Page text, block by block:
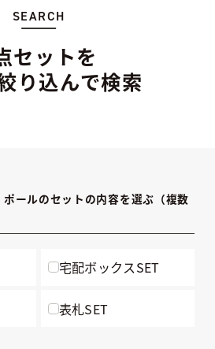
セットを
り込んで検索
SEARCH
ポールのセットの内容を選ぶ（複数
宅配ボックスSET
表札SET